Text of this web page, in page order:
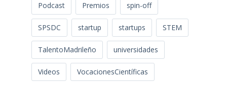
Podcast Premios spin-off
SPSDC startup startups STEM
TalentoMadrileño universidades
Videos VocacionesCientíficas